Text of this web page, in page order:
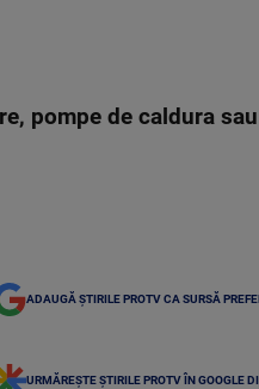
pompe de caldura
ADAUGĂ ȘTIRILE PROTV CA SURSĂ
URMĂREȘTE ȘTIRILE PROTV ÎN GOOGLE